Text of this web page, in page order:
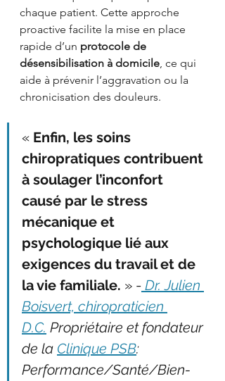
chaque patient. Cette approche
proactive facilite la mise en place
rapide d’un protocole de
désensibilisation à domicile, ce qui
aide à prévenir l’aggravation ou la
chronicisation des douleurs.
« Enfin, les soins
chiropratiques contribuent
à soulager l’inconfort
causé par le stress
mécanique et
psychologique lié aux
exigences du travail et de
la vie familiale. » - Dr. Julien
Boisvert, chiropraticien
D.C. Propriétaire et fondateur
de la Clinique PSB:
Performance/Santé/Bien-